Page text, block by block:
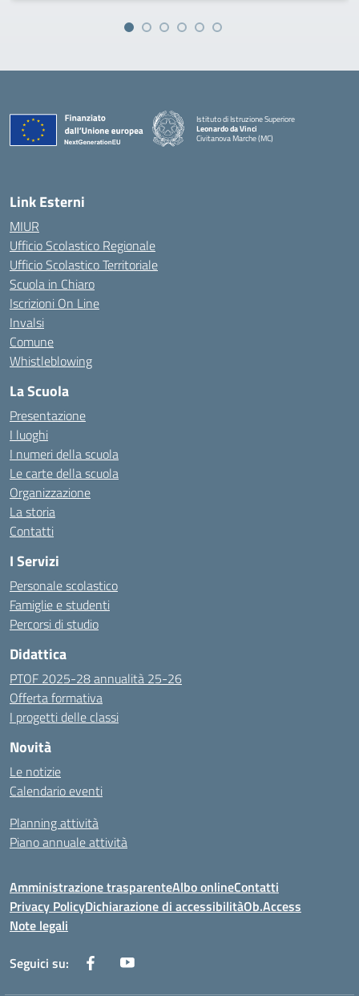
Istituto di Istruzione Superiore
Leonardo da Vinci
Civitanova Marche (MC)
Link Esterni
MIUR
Ufficio Scolastico Regionale
Ufficio Scolastico Territoriale
Scuola in Chiaro
Iscrizioni On Line
Invalsi
Comune
Whistleblowing
La Scuola
Presentazione
I luoghi
I numeri della scuola
Le carte della scuola
Organizzazione
La storia
Contatti
I Servizi
Personale scolastico
Famiglie e studenti
Percorsi di studio
Didattica
PTOF 2025-28 annualità 25-26
Offerta formativa
I progetti delle classi
Novità
Le notizie
Calendario eventi
Planning attività
Piano annuale attività
Amministrazione trasparenteAlbo onlineContatti
Privacy PolicyDichiarazione di accessibilitàOb.Access
Note legali
Seguici su: